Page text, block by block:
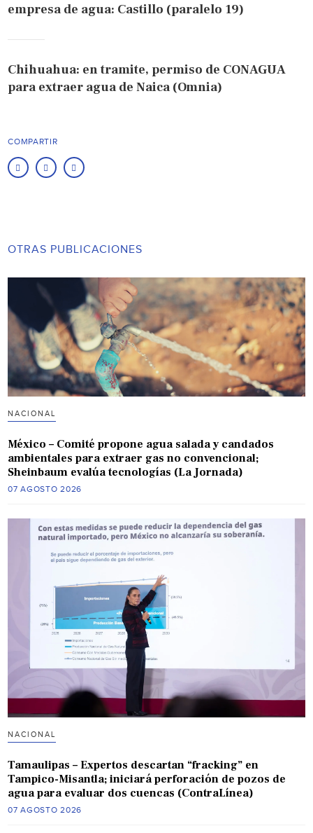
empresa de agua: Castillo (paralelo 19)
Chihuahua: en tramite, permiso de CONAGUA
para extraer agua de Naica (Omnia)
COMPARTIR
OTRAS PUBLICACIONES
NACIONAL
México – Comité propone agua salada y candados
ambientales para extraer gas no convencional;
Sheinbaum evalúa tecnologías (La Jornada)
07 AGOSTO 2026
NACIONAL
Tamaulipas – Expertos descartan “fracking” en
Tampico-Misantla; iniciará perforación de pozos de
agua para evaluar dos cuencas (ContraLínea)
07 AGOSTO 2026